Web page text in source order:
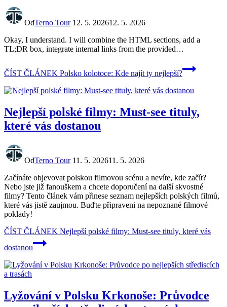
OdTerno Tour 12. 5. 202612. 5. 2026
Okay, I understand. I will combine the HTML sections, add a
TL;DR box, integrate internal links from the provided…
ČÍST ČLÁNEK Polsko kolotoce: Kde najít ty nejlepší?
Nejlepší polské filmy: Must-see tituly,
které vás dostanou
OdTerno Tour 11. 5. 202611. 5. 2026
Začínáte objevovat polskou filmovou scénu a nevíte, kde začít?
Nebo jste již fanouškem a chcete doporučení na další skvostné
filmy? Tento článek vám přinese seznam nejlepších polských filmů,
které vás jistě zaujmou. Buďte připraveni na nepoznané filmové
poklady!
ČÍST ČLÁNEK Nejlepší polské filmy: Must-see tituly, které vás
dostanou
Lyžování v Polsku Krkonoše: Průvodce